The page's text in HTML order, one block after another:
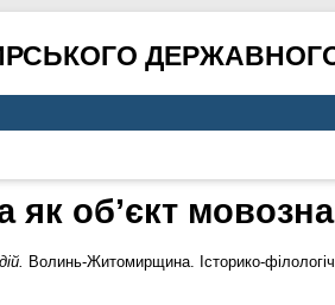
об’єкт
Волинь-Житомирщина. Історико-